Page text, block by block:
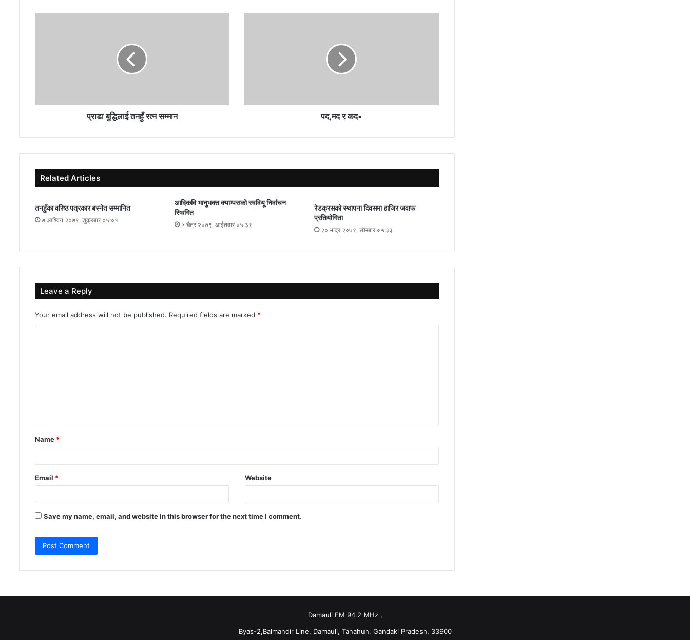
प्राडा बुद्धिलाई तनहुँ रत्न सम्मान पद,मद र कद•
Related Articles
तनहुँका वरिष्ठ पत्रकार बस्नेत सम्मानित
७ आश्विन २०७९, शुक्रबार ०५:०१
आदिकवि भानुभक्त क्याम्पसको स्ववियू निर्वाचन
स्थिगित
५ चैत्र २०७९, आईतवार ०५:३९
रेडक्रसको स्थापना दिवसमा हाजिर जवाफ
प्रतियोगिता
२० भाद्र २०७९, सोमबार ०५:३३
Leave a Reply
Your email address will not be published. Required fields are marked *
t
*
Name *
Email * Website
Save my name, email, and website in this browser for the next time I comment.
Damauli FM 94.2 MHz ,
Byas-2,Balmandir Line, Damauli, Tanahun, Gandaki Pradesh, 33900